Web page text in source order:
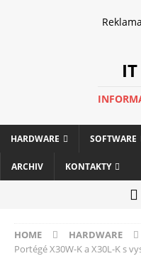
HARDWARE SOFTWARE
ARCHIV KONTAKTY
HOME HARDWARE
Portégé X30W-K a X30L-K s